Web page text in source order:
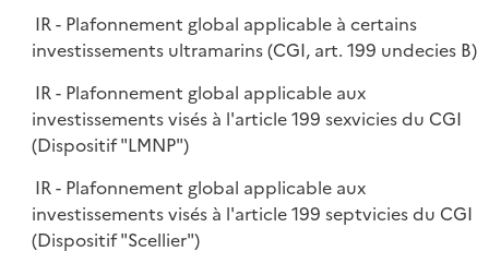
IR - Plafonnement global applicable à certains
investissements ultramarins (CGI, art. 199 undecies B)
IR - Plafonnement global applicable aux
investissements visés à l'article 199 sexvicies du CGI
(Dispositif "LMNP")
IR - Plafonnement global applicable aux
investissements visés à l'article 199 septvicies du CGI
(Dispositif "Scellier")